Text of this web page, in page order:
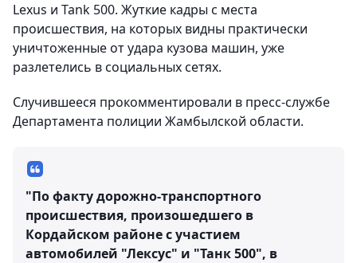
Lexus и Tank 500. Жуткие кадры с места
происшествия, на которых видны практически
уничтоженные от удара кузова машин, уже
разлетелись в социальных сетях.
Случившееся прокомментировали в пресс-службе
Департамента полиции Жамбылской области.
"По факту дорожно-транспортного
происшествия, произошедшего в
Кордайском районе с участием
автомобилей "Лексус" и "Танк 500", в